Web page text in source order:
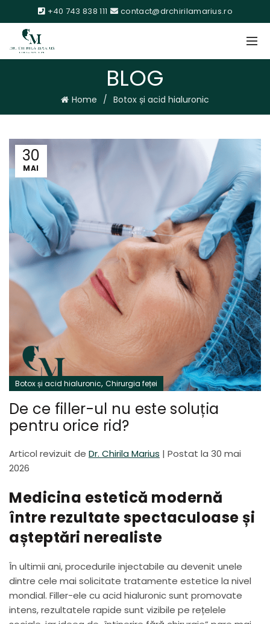
+40 743 838 111 contact@drchirilamarius.ro
BLOG
Home Botox și acid hialuronic
30
MAI
Botox și acid hialuronic, Chirurgia feței
De ce filler-ul nu este soluția
pentru orice rid?
Articol revizuit de Dr. Chirila Marius | Postat la 30 mai
2026
Medicina estetică modernă
între rezultate spectaculoase și
așteptări nerealiste
În ultimii ani, procedurile injectabile au devenit unele
dintre cele mai solicitate tratamente estetice la nivel
mondial. Filler-ele cu acid hialuronic sunt promovate
intens, rezultatele rapide sunt vizibile pe rețelele